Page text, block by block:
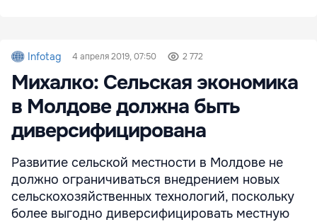
Infotag 4 апреля 2019, 07:50 2 772
Михалко: Сельская экономика
в Молдове должна быть
диверсифицирована
Развитие сельской местности в Молдове не
должно ограничиваться внедрением новых
сельскохозяйственных технологий, поскольку
более выгодно диверсифицировать местную